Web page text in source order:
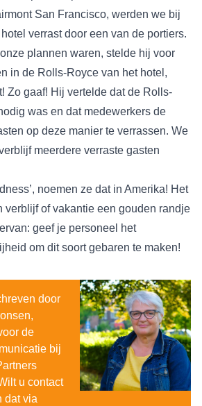
San Francisco, werden we bij
verrast door een van de portiers.
plannen waren, stelde hij voor
in de Rolls-Royce van het hotel,
Zo gaaf! Hij vertelde dat de Rolls-
was en dat medewerkers de
op deze manier te verrassen. We
meerdere verraste gasten
’, noemen ze dat in Amerika! Het
verblijf of vakantie een gouden randje
geef je personeel het
om dit soort gebaren te maken!
door
de
bij
u contact
dat via